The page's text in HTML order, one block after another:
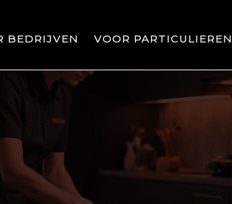
BEDRIJVEN VOOR PARTICULIEREN